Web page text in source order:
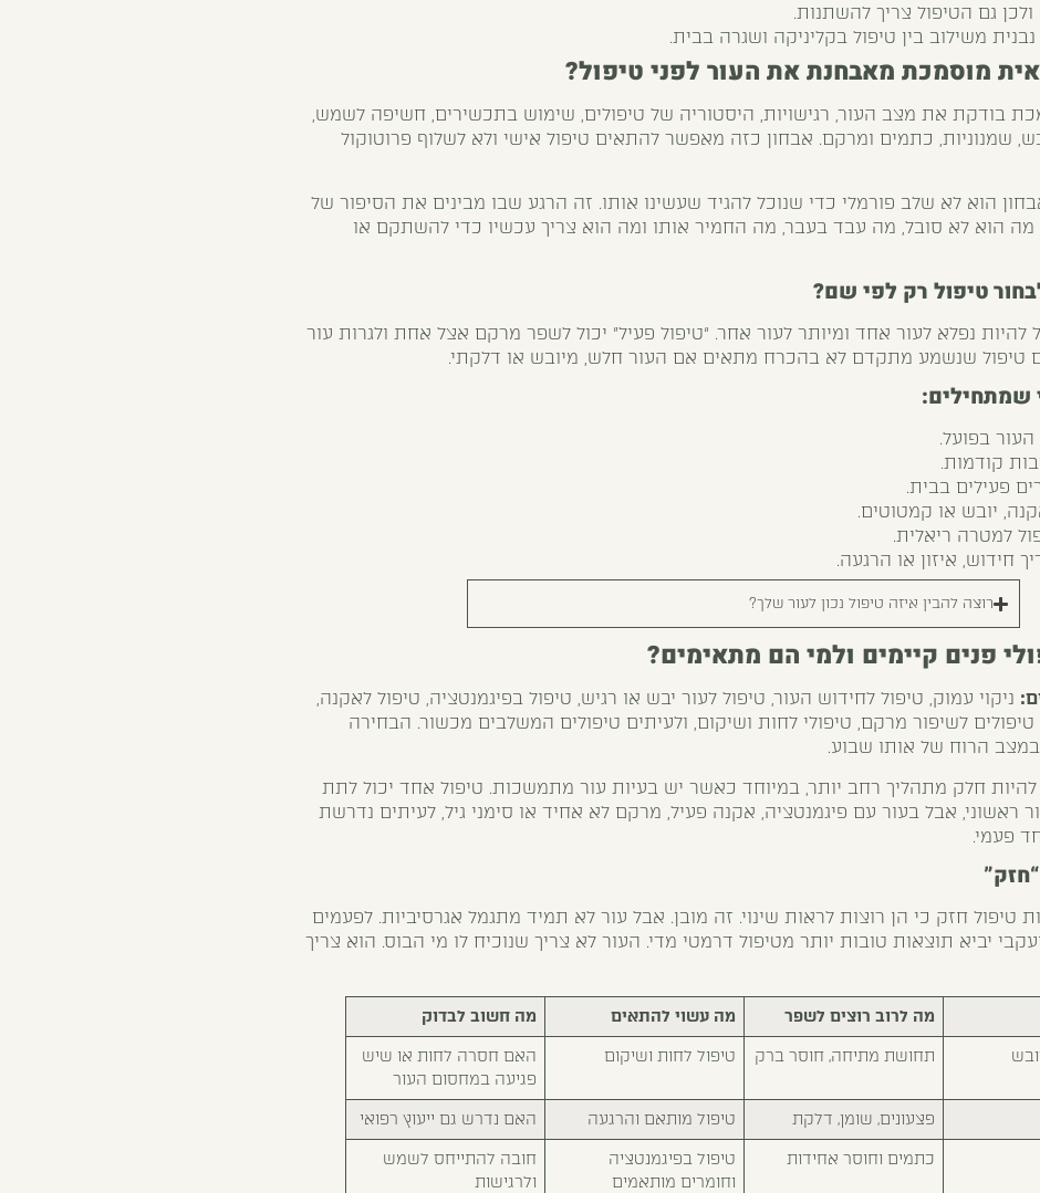
גם הטיפול צריך להשתנות.
משילוב בין טיפול בקליניקה ושגרה בבית.
מוסמכת מאבחנת את העור לפני טיפול?
בודקת את מצב העור, רגישויות, היסטוריה של טיפולים, שימוש בתכשירים, חשיפה לשמש,
שמנוניות, כתמים ומרקם. אבחון כזה מאפשר להתאים טיפול אישי ולא לשלוף פרוטוקול
הוא לא שלב פורמלי כדי שנוכל להגיד שעשינו אותו. זה הרגע שבו מבינים את הסיפור של
מה הוא לא סובל, מה עבד בעבר, מה החמיר אותו ומה הוא צריך עכשיו כדי להשתקם או
טיפול רק לפי שם?
להיות נפלא לעור אחד ומיותר לעור אחר. “טיפול פעיל” יכול לשפר מרקם אצל אחת ולגרות עור
טיפול שנשמע מתקדם לא בהכרח מתאים אם העור חלש, מיובש או דלקתי.
שמתחילים:
העור בפועל.
קודמות.
פעילים בבית.
יובש או קמטוטים.
למטרה ריאלית.
חידוש, איזון או הרגעה.
רוצה להבין איזה טיפול נכון לעור שלך?
פנים קיימים ולמי הם מתאימים?
: ניקוי עמוק, טיפול לחידוש העור, טיפול לעור יבש או רגיש, טיפול בפיגמנטציה, טיפול לאקנה,
טיפולים לשיפור מרקם, טיפולי לחות ושיקום, ולעיתים טיפולים המשלבים מכשור. הבחירה
במצב הרוח של אותו שבוע.
להיות חלק מתהליך רחב יותר, במיוחד כאשר יש בעיות עור מתמשכות. טיפול אחד יכול לתת
ראשוני, אבל בעור עם פיגמנטציה, אקנה פעיל, מרקם לא אחיד או סימני גיל, לעיתים נדרשת
פעמי.
חזק כי הן רוצות לראות שינוי. זה מובן. אבל עור לא תמיד מתגמל אגרסיביות. לפעמים
יביא תוצאות טובות יותר מטיפול דרמטי מדי. העור לא צריך שנוכיח לו מי הבוס. הוא צריך
מה לרוב רוצים לשפר מה עשוי להתאים
מה חשוב לבדוק
תחושת מתיחה, חוסר ברק טיפול לחות ושיקום
האם חסרה לחות או שיש
פגיעה במחסום העור
פצעונים, שומן, דלקת טיפול מותאם והרגעה
האם נדרש גם ייעוץ רפואי
כתמים וחוסר אחידות
טיפול בפיגמנטציה
וחומרים מותאמים
חובה להתייחס לשמש
ולרגישות